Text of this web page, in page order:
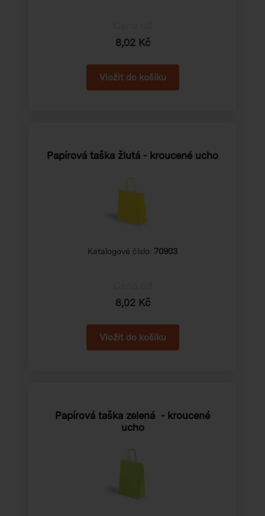
8,02 Kč
Papírová taška žlutá - kroucené ucho
Katalogové číslo: 70903
8,02 Kč
Papírová taška zelená - kroucené
ucho